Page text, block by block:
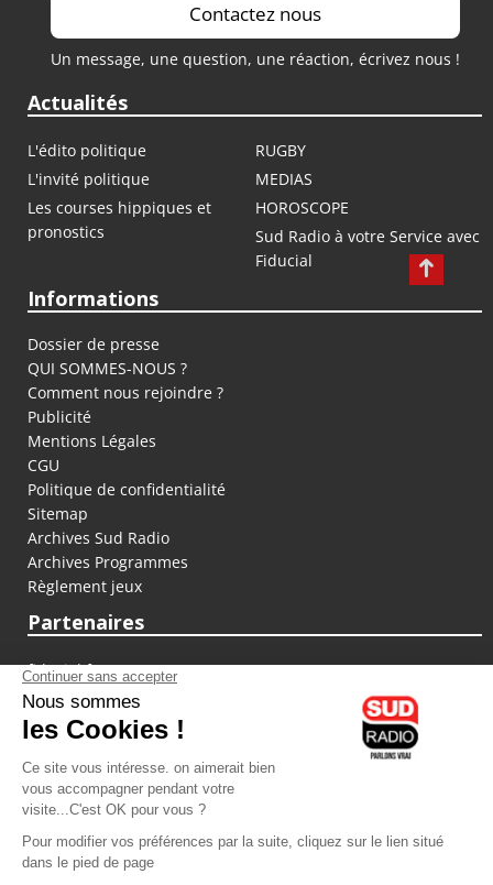
Contactez nous
Un message, une question, une réaction, écrivez nous !
Actualités
L'édito politique
RUGBY
L'invité politique
MEDIAS
Les courses hippiques et
pronostics
HOROSCOPE
Sud Radio à votre Service avec
Fiducial
Informations
Dossier de presse
QUI SOMMES-NOUS ?
Comment nous rejoindre ?
Publicité
Mentions Légales
CGU
Politique de confidentialité
Sitemap
Archives Sud Radio
Archives Programmes
Règlement jeux
Partenaires
fiducial.fr
lyoncapitale.fr
olympique-et-lyonnais.com
L'application Iphone / Android
Téléchargez l'application